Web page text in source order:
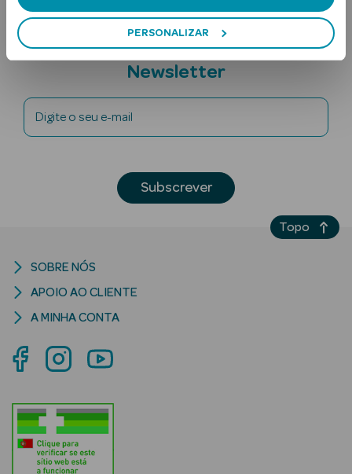
PERSONALIZAR
Lábios
Solares Bebé e
Rosto e
Subscreva a
Newsletter
Digite o seu e-mail
Subscrever
SOBRE NÓS
APOIO AO CLIENTE
A MINHA CONTA
Topo